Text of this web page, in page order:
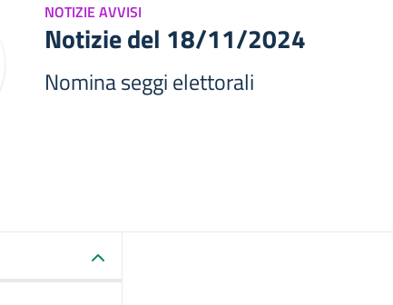
NOTIZIE AVVISI
Notizie del 18/11/2024
Nomina seggi elettorali